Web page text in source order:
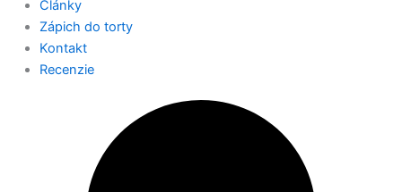
Články
Zápich do torty
Kontakt
Recenzie